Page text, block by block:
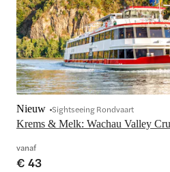
Krems & Melk: Wachau Valley
Nieuw Sightseeing Rondvaart
vanaf
€ 43